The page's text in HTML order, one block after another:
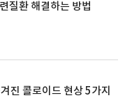
질환 해결하는 방법
진 콜로이드 현상 5가지